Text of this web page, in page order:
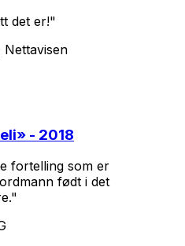
det er!"
» - 2018
fortelling som er
født i det